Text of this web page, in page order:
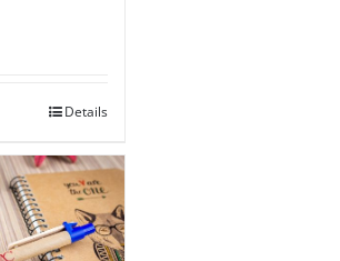
Details